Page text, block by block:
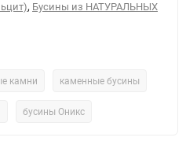
, Бусины из НАТУРАЛЬНЫХ
камни каменные бусины
бусины Оникс